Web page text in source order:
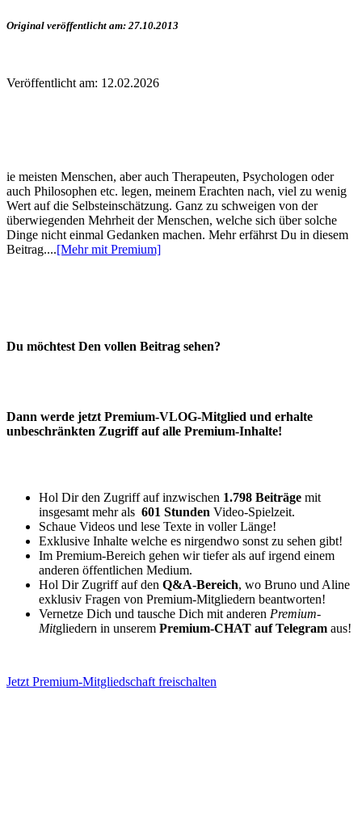
Original veröffentlicht am: 27.10.2013
Veröffentlicht am: 12.02.2026
ie meisten Menschen, aber auch Therapeuten, Psychologen oder
auch Philosophen etc. legen, meinem Erachten nach, viel zu wenig
Wert auf die Selbsteinschätzung. Ganz zu schweigen von der
überwiegenden Mehrheit der Menschen, welche sich über solche
Dinge nicht einmal Gedanken machen. Mehr erfährst Du in diesem
Beitrag....[Mehr mit Premium]
Du möchtest Den vollen Beitrag sehen?
Dann werde jetzt Premium-VLOG-Mitglied und erhalte
unbeschränkten Zugriff auf alle Premium-Inhalte!
Hol Dir den Zugriff auf inzwischen 1.798 Beiträge mit
insgesamt mehr als 601 Stunden Video-Spielzeit.
Schaue Videos und lese Texte in voller Länge!
Exklusive Inhalte welche es nirgendwo sonst zu sehen gibt!
Im Premium-Bereich gehen wir tiefer als auf irgend einem
anderen öffentlichen Medium.
Hol Dir Zugriff auf den Q&A-Bereich, wo Bruno und Aline
exklusiv Fragen von Premium-Mitgliedern beantworten!
Vernetze Dich und tausche Dich mit anderen Premium-
Mitgliedern in unserem Premium-CHAT auf Telegram aus!
Jetzt Premium-Mitgliedschaft freischalten